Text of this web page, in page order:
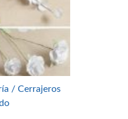
/ Cerrajeros